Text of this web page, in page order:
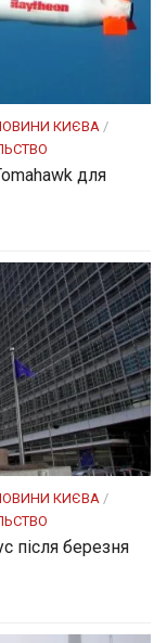
КИЄВА /
для
КИЄВА /
після березня